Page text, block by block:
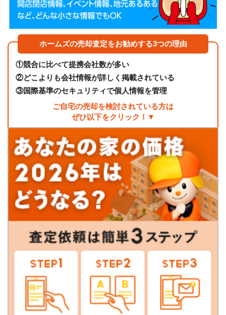
ホームズの売却査定をお勧めする3つの理由
①競合に比べて提携会社数が多い
②どこよりも会社情報が詳しく掲載されている
③国際基準のセキュリティで個人情報を管理
ご自宅の売却を検討されている方は
ぜひ以下をクリック！▼